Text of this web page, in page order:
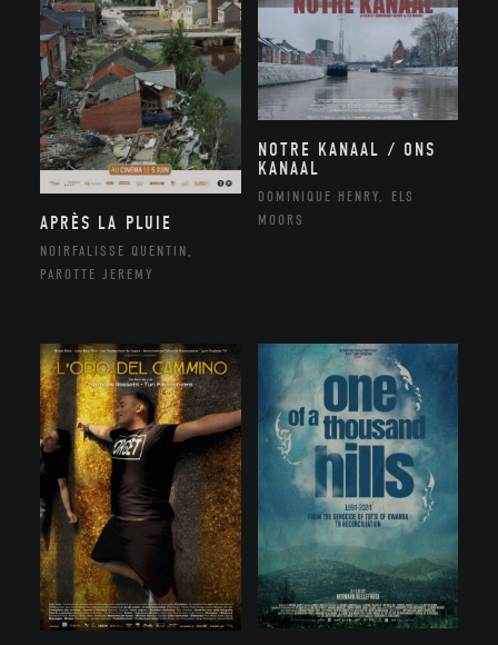
APRÈS LA PLUIE
NOIRFALISSE QUENTIN,
PAROTTE JEREMY
NOTRE KANAAL / ONS
KANAAL
DOMINIQUE HENRY, ELS
MOORS